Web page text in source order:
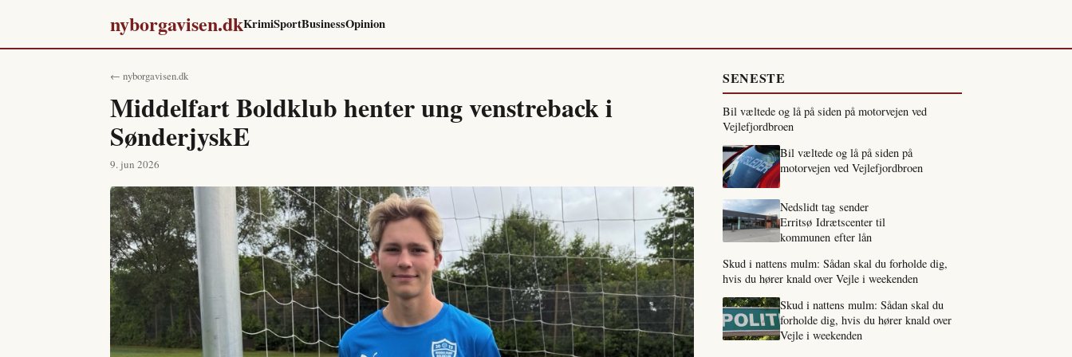
nyborgavisen.dkKrimiSportBusinessOpinion
← nyborgavisen.dk
Middelfart Boldklub henter ung venstreback i
SønderjyskE
9. jun 2026
SENESTE
Bil væltede og lå på siden på motorvejen ved
Vejlefjordbroen
Bil væltede og lå på siden på
motorvejen ved Vejlefjordbroen
Nedslidt tag sender
Erritsø Idrætscenter til
kommunen efter lån
Skud i nattens mulm: Sådan skal du forholde dig,
hvis du hører knald over Vejle i weekenden
Skud i nattens mulm: Sådan skal du
forholde dig, hvis du hører knald over
Vejle i weekenden